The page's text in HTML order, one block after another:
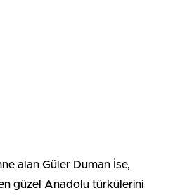
alan Güler Duman İse,
güzel Anadolu türkülerini